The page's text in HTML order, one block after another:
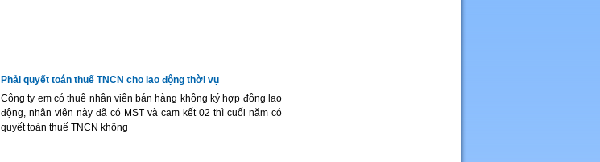
Phải quyết toán thuế TNCN cho lao động thời vụ
Công ty em có thuê nhân viên bán hàng không ký hợp đồng lao
động, nhân viên này đã có MST và cam kết 02 thì cuối năm có
quyết toán thuế TNCN không